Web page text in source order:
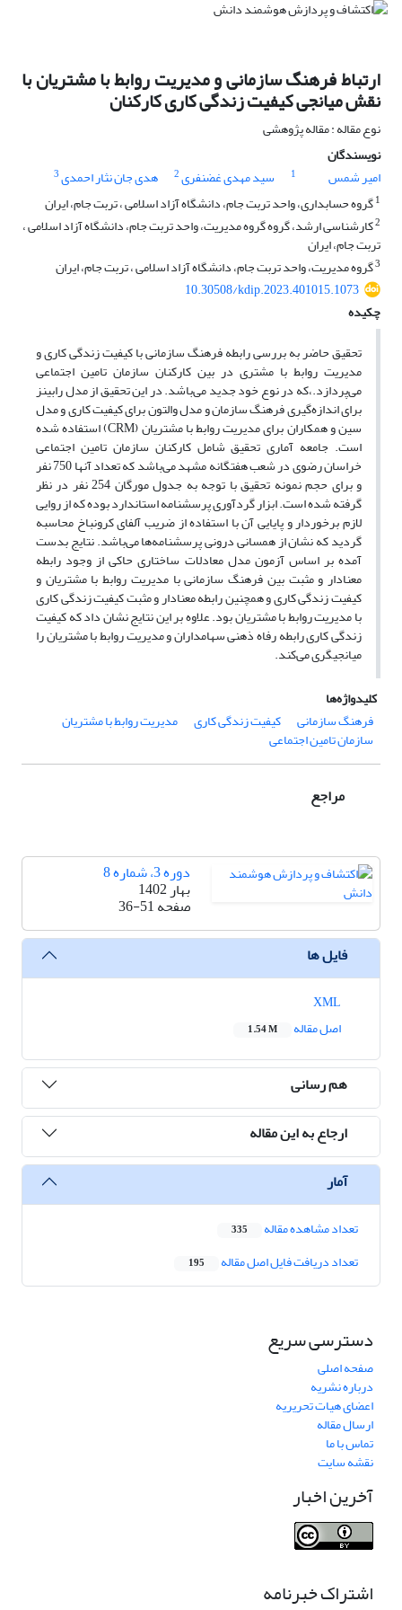
ارتباط فرهنگ سازمانی و مدیریت روابط با مشتریان با
نقش میانجی کیفیت زندگی کاری کارکنان
نوع مقاله : مقاله پژوهشی
نویسندگان
امیر شمس
1 سید مهدی غضنفری2 هدی جان نثار احمدی3
1گروه حسابداری، واحد تربت جام، دانشگاه آزاد اسلامی ، تربت جام، ایران
2کارشناسی ارشد، گروه گروه مدیریت، واحد تربت جام، دانشگاه آزاد اسلامی ،
تربت جام، ایران
3گروه مدیریت، واحد تربت جام، دانشگاه آزاد اسلامی ، تربت جام، ایران
10.30508/kdip.2023.401015.1073
چکیده
تحقیق حاضر به بررسی رابطه فرهنگ سازمانی با کیفیت زندگی کاری و
مدیریت روابط با مشتری در بین کارکنان سازمان تامین اجتماعی
می‌پردازد.،که در نوع خود جدید می‌باشد. در این تحقیق از مدل رابینز
برای اندازه‌گیری فرهنگ سازمان و مدل والتون برای کیفیت کاری و مدل
سین و همکاران برای مدیریت روابط با مشتریان (CRM) استفاده شده
است. جامعه آماری تحقیق شامل کارکنان سازمان تامین اجتماعی
خراسان رضوی در شعب هفتگانه مشهد می‌باشد که تعداد آنها 750 نفر
و برای حجم نمونه تحقیق با توجه به جدول مورگان 254 نفر در نظر
گرفته شده است. ابزار گردآوری پرسشنامه استاندارد بوده که از روایی
لازم برخوردار و پایایی آن با استفاده از ضریب آلفای کرونباخ محاسبه
گردید که نشان از همسانی درونی پرسشنامه‌ها می‌باشد. نتایج بدست
آمده بر اساس آزمون مدل معادلات ساختاری حاکی از وجود رابطه
معنادار و مثبت بین فرهنگ سازمانی با مدیریت روابط با مشتریان و
کیفیت زندگی کاری و همچنین رابطه معنادار و مثبت کیفیت زندگی کاری
با مدیریت روابط با مشتریان بود. علاوه بر این نتایج نشان داد که کیفیت
زندگی کاری رابطه رفاه ذهنی سهامداران و مدیریت روابط با مشتریان را
میانجیگری می‌کند.
کلیدواژه‌ها
فرهنگ سازمانی
کیفیت زندگی کاری مدیریت روابط با مشتریان
سازمان تامین اجتماعی
مراجع
دوره 3، شماره 8
بهار 1402
صفحه36-51
فایل ها
اصل مقاله
1.54 M
هم رسانی
ارجاع به این مقاله
آمار
تعداد مشاهده مقاله 335
تعداد دریافت فایل اصل مقاله 195
دسترسی سریع
صفحه اصلی
درباره نشریه
اعضای هیات تحریریه
ارسال مقاله
تماس با ما
نقشه سایت
آخرین اخبار
اشتراک خبرنامه